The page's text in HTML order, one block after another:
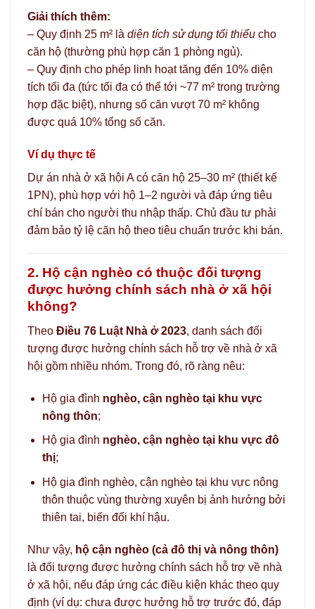
Giải thích thêm:
– Quy định 25 m² là diện tích sử dụng tối thiểu cho
căn hộ (thường phù hợp căn 1 phòng ngủ).
– Quy định cho phép linh hoạt tăng đến 10% diện
tích tối đa (tức tối đa có thể tới ~77 m² trong trường
hợp đặc biệt), nhưng số căn vượt 70 m² không
được quá 10% tổng số căn.
Ví dụ thực tế
Dự án nhà ở xã hội A có căn hộ 25–30 m² (thiết kế
1PN), phù hợp với hộ 1–2 người và đáp ứng tiêu
chí bán cho người thu nhập thấp. Chủ đầu tư phải
đảm bảo tỷ lệ căn hộ theo tiêu chuẩn trước khi bán.
2. Hộ cận nghèo có thuộc đối tượng
được hưởng chính sách nhà ở xã hội
không?
Theo Điều 76 Luật Nhà ở 2023, danh sách đối
tượng được hưởng chính sách hỗ trợ về nhà ở xã
hội gồm nhiều nhóm. Trong đó, rõ ràng nêu:
Hộ gia đình nghèo, cận nghèo tại khu vực
nông thôn;
Hộ gia đình nghèo, cận nghèo tại khu vực đô
thị;
Hộ gia đình nghèo, cận nghèo tại khu vực nông
thôn thuộc vùng thường xuyên bị ảnh hưởng bởi
thiên tai, biến đổi khí hậu.
Như vậy, hộ cận nghèo (cả đô thị và nông thôn)
là đối tượng được hưởng chính sách hỗ trợ về nhà
ở xã hội, nếu đáp ứng các điều kiện khác theo quy
định (ví dụ: chưa được hưởng hỗ trợ trước đó, đáp